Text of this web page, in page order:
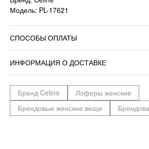
Модель: PL-17621
СПОСОБЫ ОПЛАТЫ
ИНФОРМАЦИЯ О ДОСТАВКЕ
Бренд Celine
Лоферы женские
Брендовые женские вещи